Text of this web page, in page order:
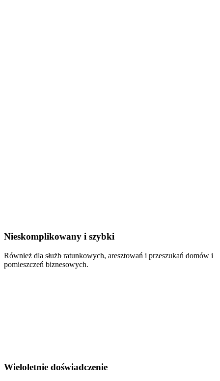
Nieskomplikowany i szybki
Również dla służb ratunkowych, aresztowań i przeszukań domów i
pomieszczeń biznesowych.
Wieloletnie doświadczenie